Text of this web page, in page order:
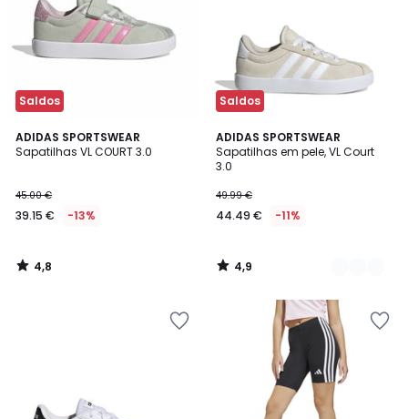
Saldos
ADIDAS SPORTSWEAR
Sapatilhas VL COURT 3.0
45.00 €
39.15 € -13%
4,8
/ 5
4,8
/
Saldos
ADIDAS SPORTSWEAR
Sapatilhas em pele, VL Court
3.0
49.99 €
44.49 € -11%
4,9
/ 5
4
Cores
4,9
/